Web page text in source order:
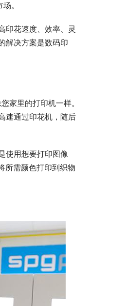
。
印花速度、效率、灵
解决方案是数码印
家里的打印机一样。
速通过印花机，随后
使用想要打印图像
所需颜色打印到织物